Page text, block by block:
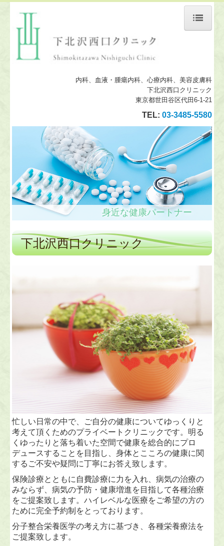
トップページ
分子整合栄養療法
地図・交通案内
個人情報保護方針
内科、血液・腫瘍内科、心療内科、美容皮膚科
下北沢西口クリニック
東京都世田谷区代田6-1-21
TEL: 03-3485-5580
身近な健康パートナー
下北沢西口クリニック
忙しい日常の中で、ご自分の健康についてゆっくりと
考えて頂くためのプライベートクリニックです。明る
くゆったりと落ち着いた空間で健康を総合的にプロ
デュースすることを目指し、身体とこころの健康に関
するご不安や疑問に丁寧にお答え致します。
保険診療とともに自費診療に力を入れ、病気の治療の
みならず、病気の予防・健康増進を目指して各種治療
をご提案致します。ハイレベルな医療をご希望の方の
ために完全予約制をとっております。
分子整合栄養医学の考え方に基づき、各種栄養療法を
ご提案致します。